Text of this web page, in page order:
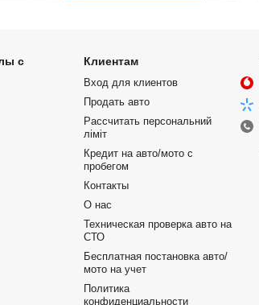
с
Клиентам
Вход для клиентов
Продать авто
Рассчитать персональний
ліміт
Кредит на авто/мото с
пробегом
Контакты
О нас
Техническая проверка авто на
СТО
Бесплатная постановка авто/
мото на учет
Политика
конфиденциальности